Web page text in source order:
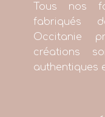
Tous nos
fabriqués
Occitanie
créations
authentiques